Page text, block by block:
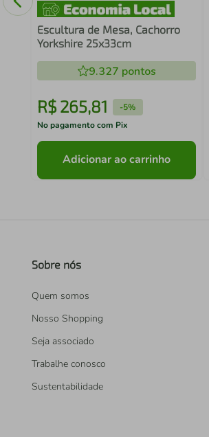
Escultura de Mesa, Cachorro
Yorkshire 25x33cm
9.327 pontos
R$ 265,81 -5%
No pagamento com Pix
Adicionar ao carrinho
Sobre nós
Quem somos
Nosso Shopping
Seja associado
Trabalhe conosco
Sustentabilidade